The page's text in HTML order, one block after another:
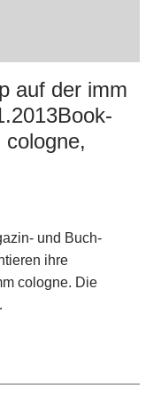
auf der imm
und Buch-
ihre
cologne. Die